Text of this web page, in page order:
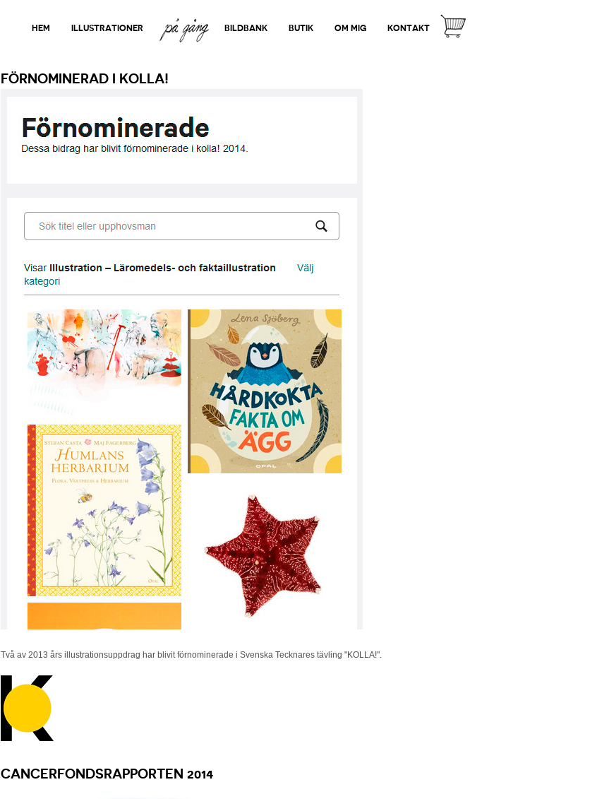
HEM ILLUSTRATIONER
BILDBANK
BUTIK OM MIG KONTAKT
FÖRNOMINERAD I KOLLA!
Två av 2013 års illustrationsuppdrag har blivit förnominerade i Svenska Tecknares tävling "KOLLA!".
CANCERFONDSRAPPORTEN 2014